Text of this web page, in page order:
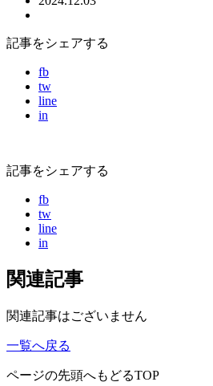
記事をシェアする
fb
tw
line
in
記事をシェアする
fb
tw
line
in
関連記事
関連記事はございません
一覧へ戻る
ページの先頭へもどるTOP